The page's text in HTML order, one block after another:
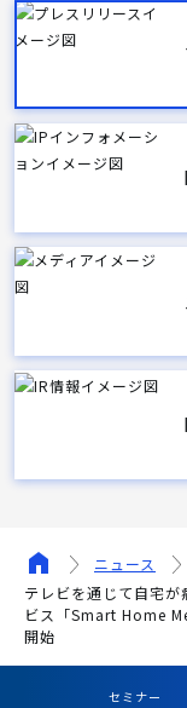
ニュース
テレビを通じて自宅
ビス「Smart Home
開始
セミナー